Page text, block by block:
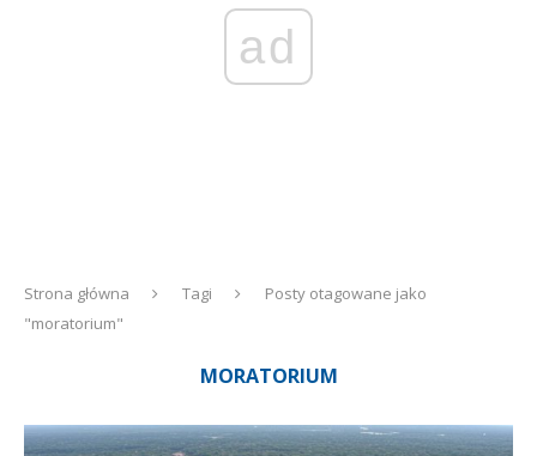
ad
Strona główna Tagi
Posty otagowane jako
"moratorium"
MORATORIUM